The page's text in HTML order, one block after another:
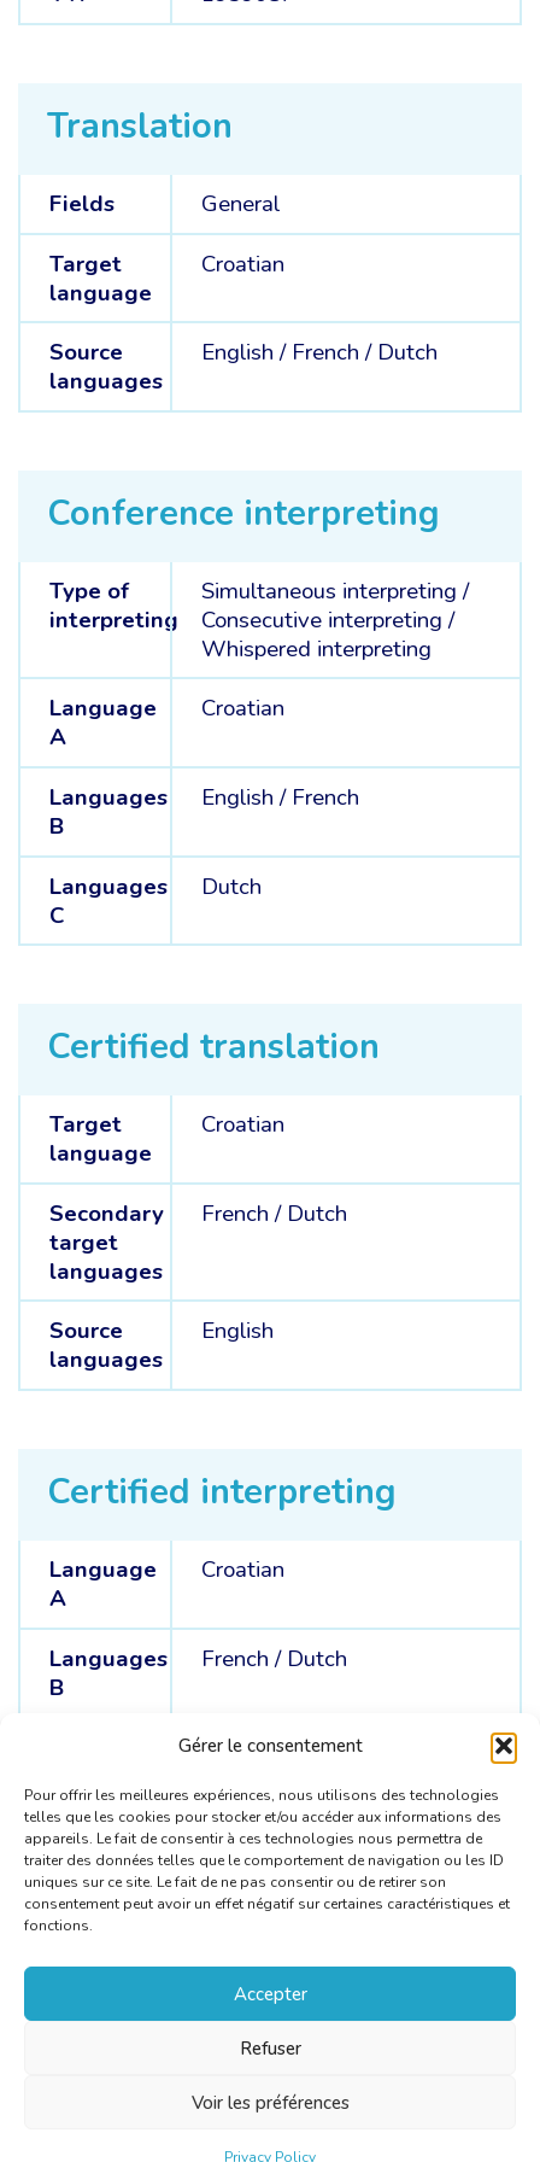
Gérer le consentement
Pour offrir les meilleures expériences, nous utilisons des technologies
telles que les cookies pour stocker et/ou accéder aux informations des
appareils. Le fait de consentir à ces technologies nous permettra de
traiter des données telles que le comportement de navigation ou les ID
uniques sur ce site. Le fait de ne pas consentir ou de retirer son
consentement peut avoir un effet négatif sur certaines caractéristiques et
fonctions.
Accepter
Refuser
Voir les préférences
Privacy Policy
Translation
Fields
General
Target
language
Croatian
Source
languages
English / French / Dutch
Conference interpreting
Type of
interpreting
Simultaneous interpreting/
Consecutive interpreting/
Whispered interpreting
Language
A
Croatian
Languages
B
English / French
Languages
C
Dutch
Certified translation
Target
language
Croatian
Secondary
target
languages
French / Dutch
Source
languages
English
Certified interpreting
Language
A
Croatian
Languages
B
French / Dutch
English